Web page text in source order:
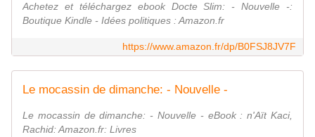
Achetez et téléchargez ebook Docte Slim: - Nouvelle -:
Boutique Kindle - Idées politiques : Amazon.fr
https://www.amazon.fr/dp/B0FSJ8JV7F
Le mocassin de dimanche: - Nouvelle -
Le mocassin de dimanche: - Nouvelle - eBook : n'Aït Kaci,
Rachid: Amazon.fr: Livres